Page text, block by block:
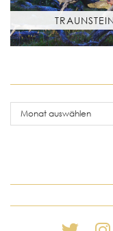
older
posts